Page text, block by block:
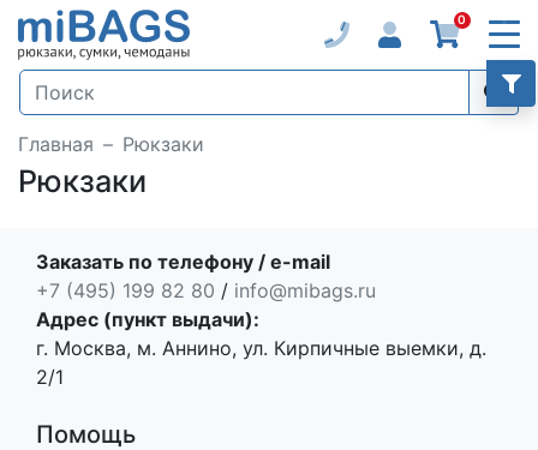
0
Главная Рюкзаки
Рюкзаки
Заказать по телефону / e-mail
+7 (495) 199 82 80 / info@mibags.ru
Адрес (пункт выдачи):
г. Москва, м. Аннино, ул. Кирпичные выемки, д.
2/1
Помощь